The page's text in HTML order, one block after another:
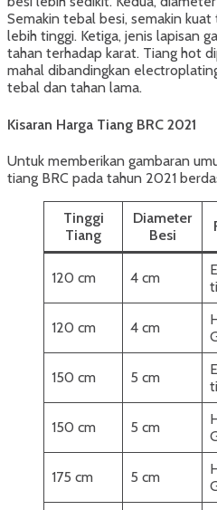
Semakin tebal besi, semakin kuat
lebih tinggi. Ketiga, jenis lapisan
tahan terhadap karat. Tiang hot
mahal dibandingkan
tebal dan tahan lama.
Kisaran Harga Tiang BRC 2021
Untuk memberikan gambaran
tiang BRC pada tahun 2021
Tinggi
Tiang
Diameter
Besi
120 cm 4 cm
120 cm 4 cm
150 cm 5 cm
150 cm 5 cm
175 cm 5 cm